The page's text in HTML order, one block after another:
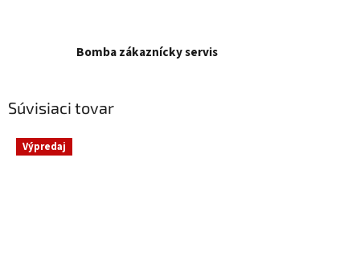
Bomba zákaznícky servis
Súvisiaci tovar
Výpredaj